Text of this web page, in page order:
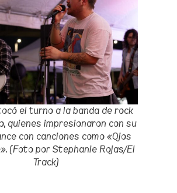
el turno a la banda de rock
quienes impresionaron con su
con canciones como «Ojos
(Foto por Stephanie Rojas/El
Track)